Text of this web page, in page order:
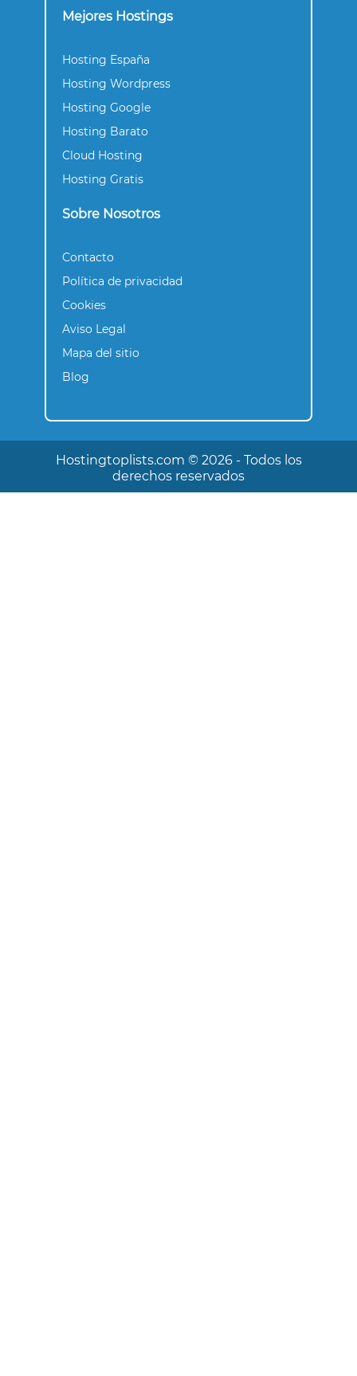
Mejores Hostings
Hosting España
Hosting Wordpress
Hosting Google
Hosting Barato
Cloud Hosting
Hosting Gratis
Sobre Nosotros
Contacto
Política de privacidad
Cookies
Aviso Legal
Mapa del sitio
Blog
Hostingtoplists.com ©️ 2026 - Todos los
derechos reservados